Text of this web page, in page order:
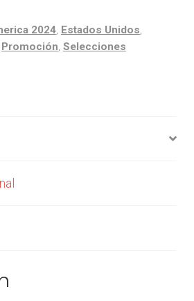
2024, Estados Unidos,
Promoción, Selecciones